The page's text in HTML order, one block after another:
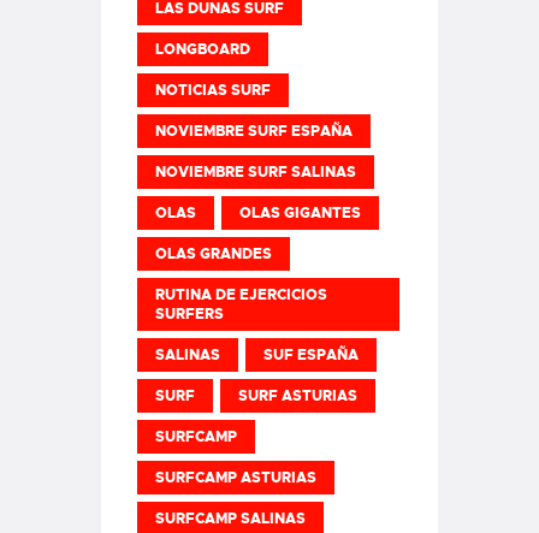
LAS DUNAS SURF
LONGBOARD
NOTICIAS SURF
NOVIEMBRE SURF ESPAÑA
NOVIEMBRE SURF SALINAS
OLAS OLAS GIGANTES
OLAS GRANDES
RUTINA DE EJERCICIOS
SURFERS
SALINAS SUF ESPAÑA
SURF SURF ASTURIAS
SURFCAMP
SURFCAMP ASTURIAS
SURFCAMP SALINAS